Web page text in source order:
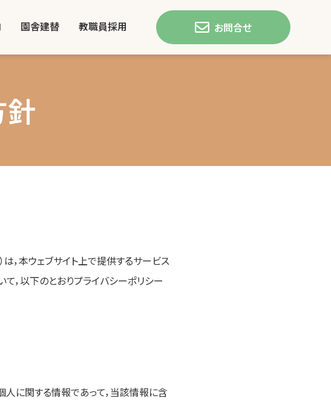
園舎建替 教職員採用 お問合せ
は，本ウェブサイト上で提供するサービス
て，以下のとおりプライバシーポリシー
人に関する情報であって，当該情報に含